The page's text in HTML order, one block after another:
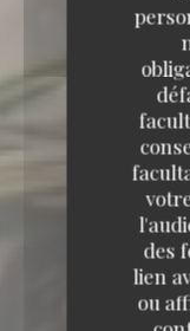
des
lien
ou